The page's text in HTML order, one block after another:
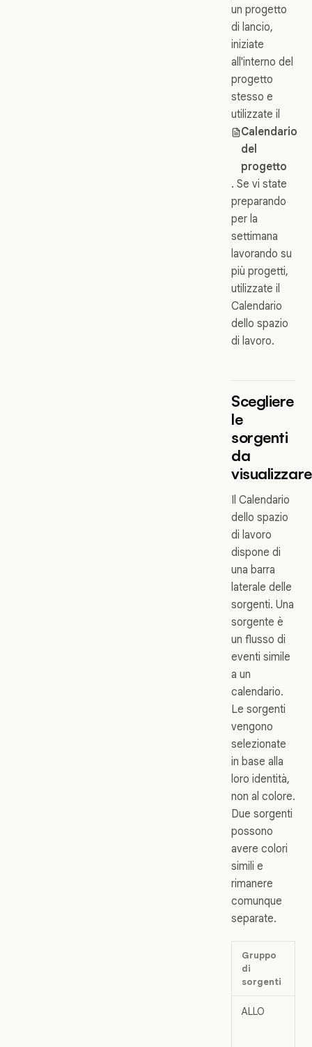
un progetto
di lancio,
iniziate
all'interno del
progetto
stesso e
utilizzate il
Calendario
del
progetto
. Se vi state
preparando
per la
settimana
lavorando su
più progetti,
utilizzate il
Calendario
dello spazio
di lavoro.
Scegliere
le
sorgenti
da
visualizzare
Il Calendario
dello spazio
di lavoro
dispone di
una barra
laterale delle
sorgenti. Una
sorgente è
un flusso di
eventi simile
a un
calendario.
Le sorgenti
vengono
selezionate
in base alla
loro identità,
non al colore.
Due sorgenti
possono
avere colori
simili e
rimanere
comunque
separate.
Gruppo
di
sorgenti
ALLO